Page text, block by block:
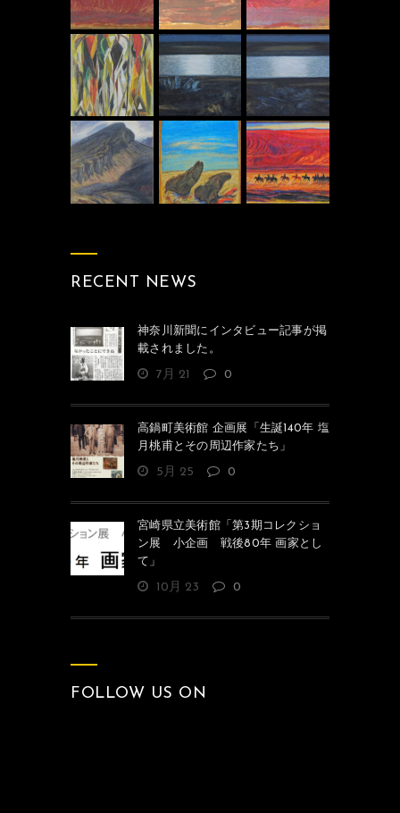
RECENT NEWS
神奈川新聞にインタビュー記事が掲
載されました。
7月 21 0
高鍋町美術館 企画展「生誕140年 塩
月桃甫とその周辺作家たち」
5月 25 0
宮崎県立美術館「第3期コレクショ
ン展 小企画 戦後80年 画家とし
て」
10月 23 0
FOLLOW US ON